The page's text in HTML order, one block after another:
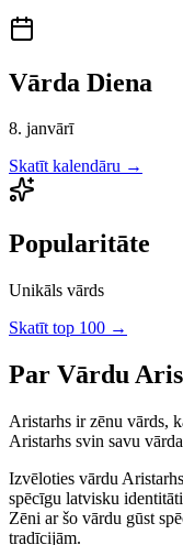
Vārda Diena
8. janvārī
Skatīt kalendāru →
Popularitāte
Unikāls vārds
Skatīt top 100 →
Par Vārdu
Aristarhs irzēnu vārds,
Aristarhs svin savu
Izvēloties vārdu Aristarhs
spēcīgu latvisku
Zēni ar šo vārdu gūst
tradīcijām.